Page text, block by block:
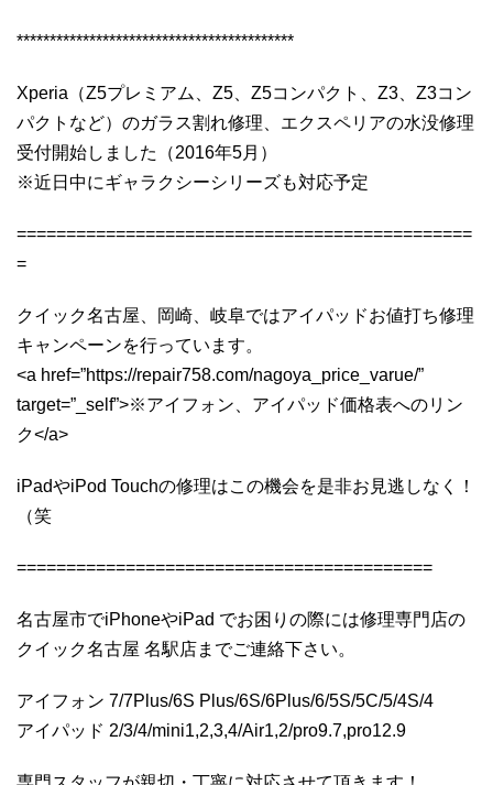
******************************************
Xperia（Z5プレミアム、Z5、Z5コンパクト、Z3、Z3コン
パクトなど）のガラス割れ修理、エクスペリアの水没修理
受付開始しました（2016年5月）
※近日中にギャラクシーシリーズも対応予定
==============================================
=
クイック名古屋、岡崎、岐阜ではアイパッドお値打ち修理
キャンペーンを行っています。
<a href=”https://repair758.com/nagoya_price_varue/”
target=”_self”>※アイフォン、アイパッド価格表へのリン
ク</a>
iPadやiPod Touchの修理はこの機会を是非お見逃しなく！
（笑
==========================================
名古屋市でiPhoneやiPad でお困りの際には修理専門店の
クイック名古屋 名駅店までご連絡下さい。
アイフォン 7/7Plus/6S Plus/6S/6Plus/6/5S/5C/5/4S/4
アイパッド 2/3/4/mini1,2,3,4/Air1,2/pro9.7,pro12.9